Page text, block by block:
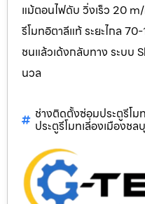
แม้ตอนไฟดับ วิ่งเร็ว 20
รีโมทอิตาลีแท้ ระยะไกล
ชนแล้วเด้งกลับทาง ระบบ
นวล
ช่างติดตั้งซ่อมประตูรีโมท
ประตูรีโมทเลี่องเมืองชล